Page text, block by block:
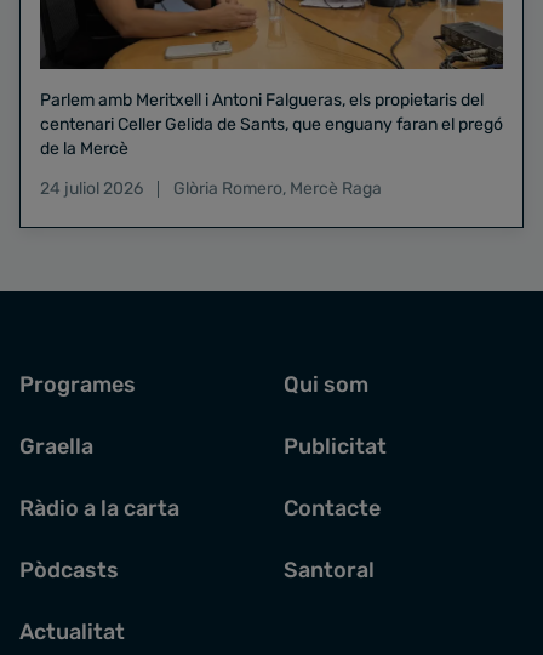
Parlem amb Meritxell i Antoni Falgueras, els propietaris del
centenari Celler Gelida de Sants, que enguany faran el pregó
de la Mercè
24 juliol 2026
Glòria Romero, Mercè Raga
Programes
Graella
Ràdio a la carta
Pòdcasts
Actualitat
Qui som
Publicitat
Contacte
Santoral